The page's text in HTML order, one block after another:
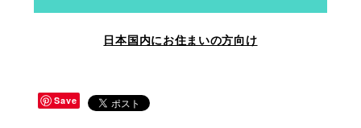
日本国内にお住まいの方向け
Save